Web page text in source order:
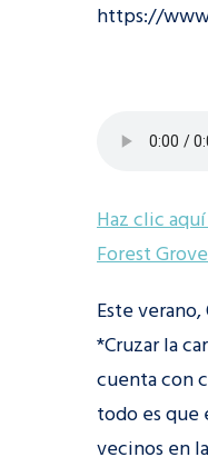
https://
Haz clic
Forest
Este
*Cruzar la
cuenta con
todo es que
vecinos en